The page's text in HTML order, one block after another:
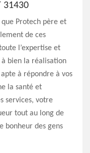
31430
Protech père et
de ces
l’expertise et
bien la réalisation
à répondre à vos
la santé et
services, votre
tout au long de
bonheur des gens